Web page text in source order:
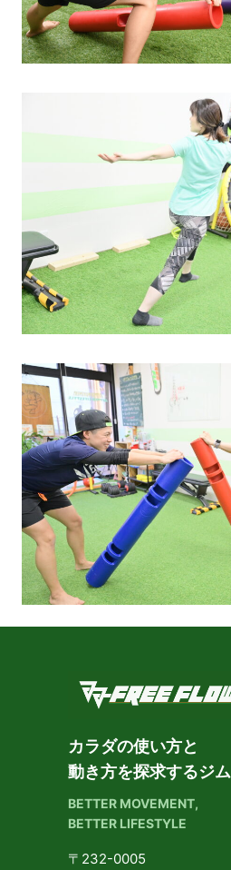
カラダの使い方と
動き方を探求するジム
BETTER MOVEMENT,
BETTER LIFESTYLE
〒232-0005